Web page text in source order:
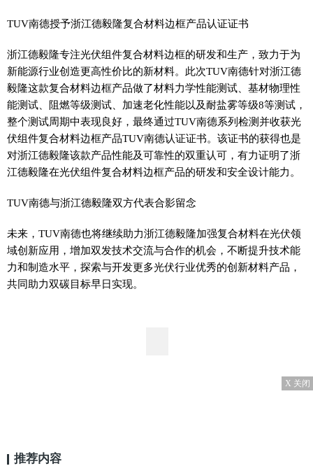
TUV南德授予浙江德毅隆复合材料边框产品认证证书
浙江德毅隆专注光伏组件复合材料边框的研发和生产，致力于为
新能源行业创造更高性价比的新材料。此次TUV南德针对浙江德
毅隆这款复合材料边框产品做了材料力学性能测试、基材物理性
能测试、阻燃等级测试、加速老化性能以及耐盐雾等级8等测试，
整个测试周期中表现良好，最终通过TUV南德系列检测并收获光
伏组件复合材料边框产品TUV南德认证证书。该证书的获得也是
对浙江德毅隆该款产品性能及可靠性的双重认可，有力证明了浙
江德毅隆在光伏组件复合材料边框产品的研发和安全设计能力。
TUV南德与浙江德毅隆双方代表合影留念
未来，TUV南德也将继续助力浙江德毅隆加强复合材料在光伏领
域创新应用，增加双发技术交流与合作的机会，不断提升技术能
力和制造水平，探索与开发更多光伏行业优秀的创新材料产品，
共同助力双碳目标早日实现。
X 关闭
推荐内容